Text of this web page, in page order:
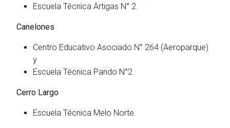
Escuela Técnica Artigas N° 2.
Canelones
Centro Educativo Asociado N° 264 (Aeroparque)
y
Escuela Técnica Pando N°2.
Cerro Largo
Escuela Técnica Melo Norte.